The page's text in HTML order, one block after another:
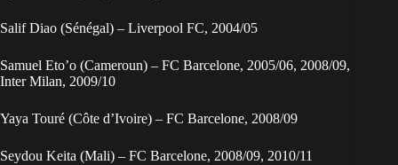
Salif Diao (Sénégal) – Liverpool FC, 2004/05
Samuel Eto’o (Cameroun) – FC Barcelone, 2005/06, 2008/09,
Inter Milan, 2009/10
Yaya Touré (Côte d’Ivoire) – FC Barcelone, 2008/09
Seydou Keita (Mali) – FC Barcelone, 2008/09, 2010/11